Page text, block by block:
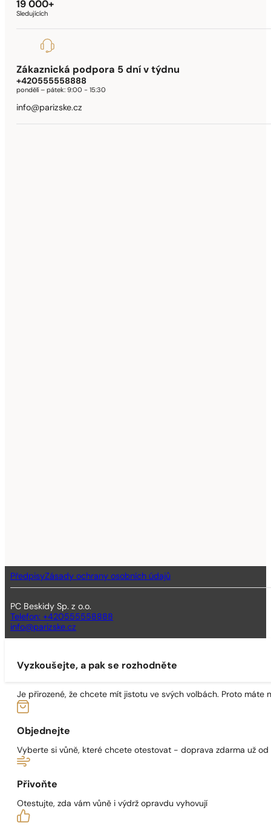
19 000+
Sledujících
Zákaznická podpora 5 dní v týdnu
+420555558888
pondělí – pátek:9:00 - 15:30
info@parizske.cz
PředpisyZásady ochrany osobních údajů
PC Beskidy Sp. z o.o.
Telefon: +420555558888
info@parizske.cz
Vyzkoušejte, a pak se rozhodněte
Je přirozené, že chcete mít jistotu ve svých volbách. Proto máte
Objednejte
Vyberte si vůně, které chcete otestovat - doprava zdarma už
Přivoňte
Otestujte, zda vám vůně i výdrž opravdu vyhovují